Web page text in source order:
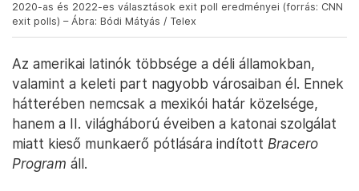
2020-as és 2022-es választások exit poll eredményei (forrás: CNN
exit polls) – Ábra: Bódi Mátyás / Telex
Az amerikai latinók többsége a déli államokban,
valamint a keleti part nagyobb városaiban él. Ennek
hátterében nemcsak a mexikói határ közelsége,
hanem a II. világháború éveiben a katonai szolgálat
miatt kieső munkaerő pótlására indított Bracero
Program áll.